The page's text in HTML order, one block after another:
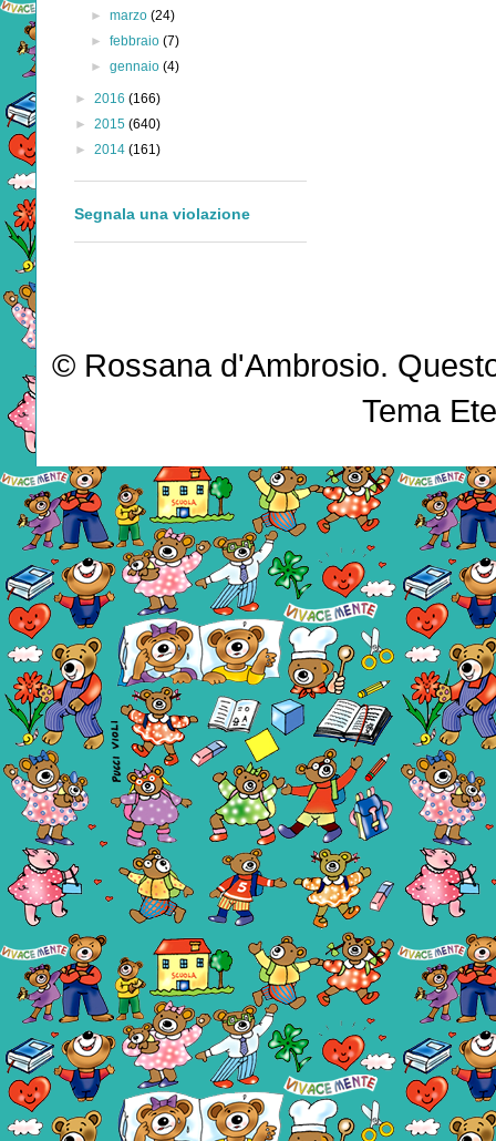
►marzo(24)
►febbraio(7)
►gennaio(4)
► 2016 (166)
► 2015 (640)
► 2014 (161)
Segnala una violazione
© Rossana d'Ambrosio.
Tema